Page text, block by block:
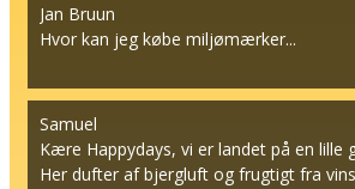
Jan Bruun
Hvor kan jeg købe miljømærker...
Samuel
Kære Happydays, vi er landet på en lille
Her dufter af bjergluft og frugtigt fra